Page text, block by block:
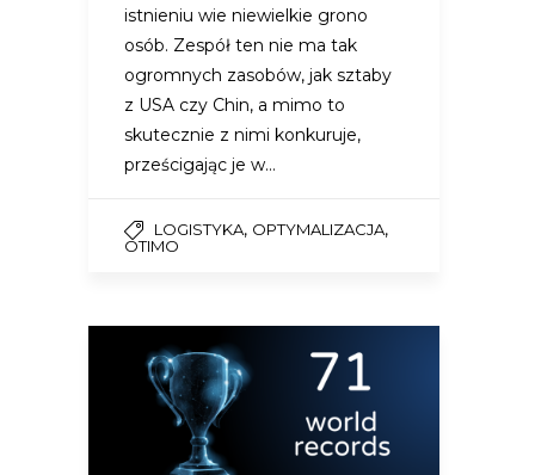
istnieniu wie niewielkie grono
osób. Zespół ten nie ma tak
ogromnych zasobów, jak sztaby
z USA czy Chin, a mimo to
skutecznie z nimi konkuruje,
prześcigając je w…
LOGISTYKA, OPTYMALIZACJA,
OTIMO